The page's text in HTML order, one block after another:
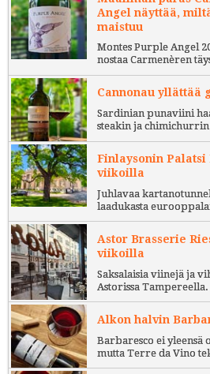
Angel näyttää,
maistuu
Montes Purple Angel
nostaa Carmenèren
Cannonau yllättää
Sardinian punaviini
steakin ja chimichurrin
Finlaysonin Palatsi
viikoilla
Juhlavaa
laadukasta
Astor Brasserie
viikoilla
Saksalaisia viinejä ja
Astorissa Tampereella.
Alkon halvin
Barbaresco ei yleensä
mutta Terre da Vino